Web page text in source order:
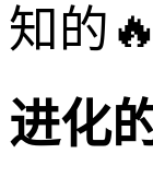
知的
进化